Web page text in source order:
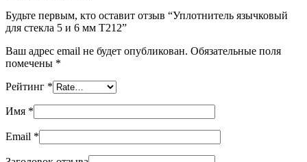
Будьте первым, кто оставит отзыв “Уплотнитель язычковый
для стекла 5 и 6 мм T212”
Ваш адрес email не будет опубликован. Обязательные поля
помечены *
Рейтинг *
Имя *
Email *